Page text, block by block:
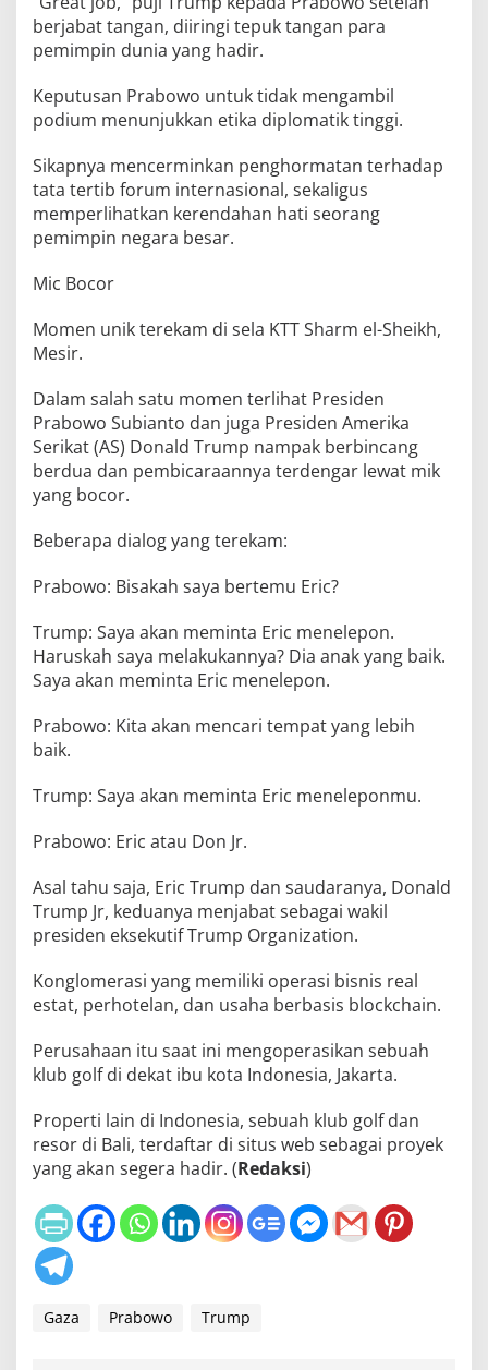
berjabat tangan, diiringi tepuk tangan para
pemimpin dunia yang hadir.
Keputusan Prabowo untuk tidak mengambil
podium menunjukkan etika diplomatik tinggi.
Sikapnya mencerminkan penghormatan terhadap
tata tertib forum internasional, sekaligus
memperlihatkan kerendahan hati seorang
pemimpin negara besar.
Mic Bocor
Momen unik terekam di sela KTT Sharm el-Sheikh,
Mesir.
Dalam salah satu momen terlihat Presiden
Prabowo Subianto dan juga Presiden Amerika
Serikat (AS) Donald Trump nampak berbincang
berdua dan pembicaraannya terdengar lewat mik
yang bocor.
Beberapa dialog yang terekam:
Prabowo: Bisakah saya bertemu Eric?
Trump: Saya akan meminta Eric menelepon.
Haruskah saya melakukannya? Dia anak yang baik.
Saya akan meminta Eric menelepon.
Prabowo: Kita akan mencari tempat yang lebih
baik.
Trump: Saya akan meminta Eric meneleponmu.
Prabowo: Eric atau Don Jr.
Asal tahu saja, Eric Trump dan saudaranya, Donald
Trump Jr, keduanya menjabat sebagai wakil
presiden eksekutif Trump Organization.
Konglomerasi yang memiliki operasi bisnis real
estat, perhotelan, dan usaha berbasis blockchain.
Perusahaan itu saat ini mengoperasikan sebuah
klub golf di dekat ibu kota Indonesia, Jakarta.
Properti lain di Indonesia, sebuah klub golf dan
resor di Bali, terdaftar di situs web sebagai proyek
yang akan segera hadir. (Redaksi)
Gaza Prabowo Trump